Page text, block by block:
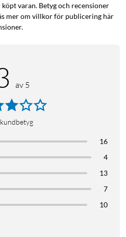
varan. Betyg och recensioner
mer om villkor för publicering här
av 5
kundbetyg
16
4
13
7
10